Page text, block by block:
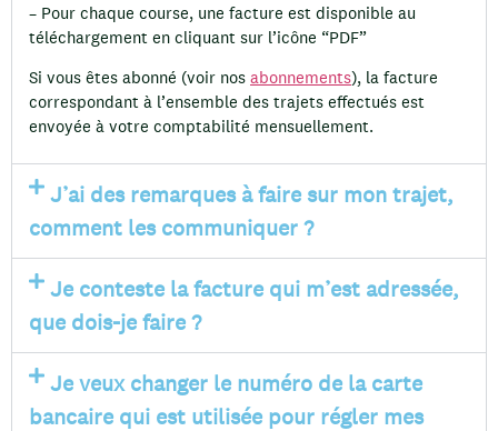
– Pour chaque course, une facture est disponible au
téléchargement en cliquant sur l’icône “PDF”
Si vous êtes abonné (voir nos abonnements), la facture
correspondant à l’ensemble des trajets effectués est
envoyée à votre comptabilité mensuellement.
J’ai des remarques à faire sur mon trajet,
comment les communiquer ?
Je conteste la facture qui m’est adressée,
que dois-je faire ?
Je veux changer le numéro de la carte
bancaire qui est utilisée pour régler mes